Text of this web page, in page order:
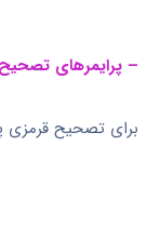
– پرایمرهای
برای تصحیح